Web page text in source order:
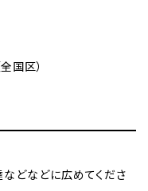
国区）
どなどに広めてくださ